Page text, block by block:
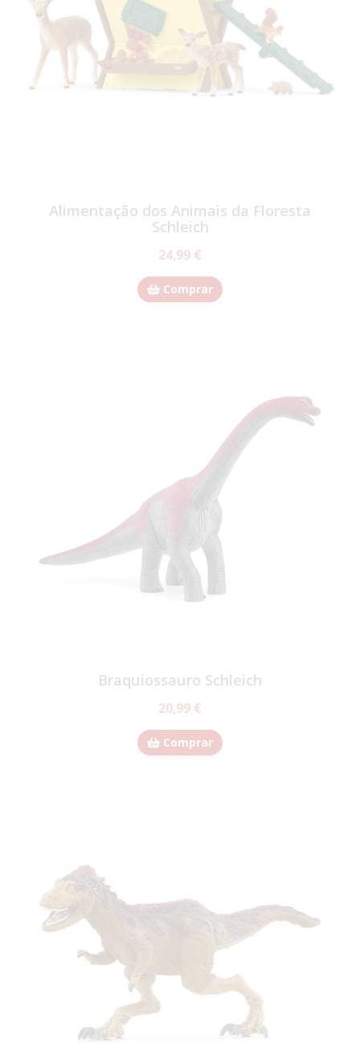
Alimentação dos Animais da Floresta
Schleich
24,99 €
Comprar
Braquiossauro Schleich
20,99 €
Comprar